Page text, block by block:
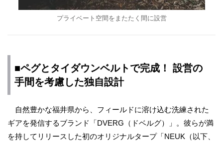
プライベート空間をまたたく間に設営
■ペグとタイダウンベルトで完成！ 設営の
手間を考慮した独自設計
自然豊かな福井県から、フィールドに溶け込む洗練された
ギアを発信するブランド「DVERG（ドベルグ）」。彼らが満
を持してリリースした初のオリジナルタープ「NEUK（以下、